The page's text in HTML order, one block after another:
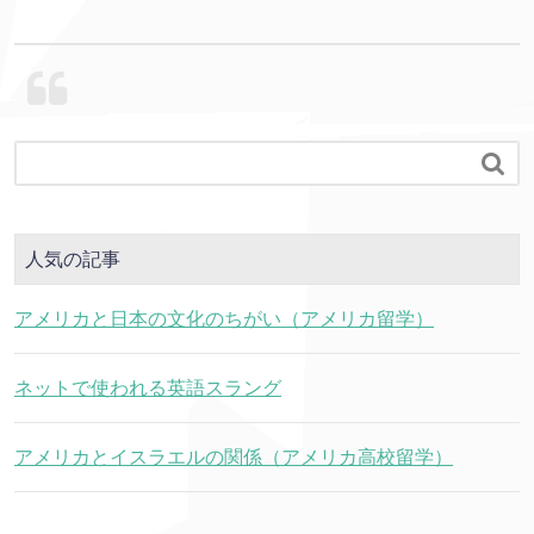

人気の記事
アメリカと日本の文化のちがい（アメリカ留学）
ネットで使われる英語スラング
アメリカとイスラエルの関係（アメリカ高校留学）